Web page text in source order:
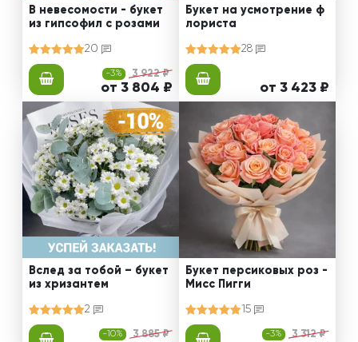
В невесомости - букет
из гипсофил с розами
20
-3% 3 922 ₽
от 3 804 ₽
Букет на усмотрение ф
лориста
28
от 3 423 ₽
Вслед за тобой – букет
из хризантем
2
-10% 3 885 ₽
Букет персиковых роз -
Мисс Пигги
15
-3% 3 312 ₽